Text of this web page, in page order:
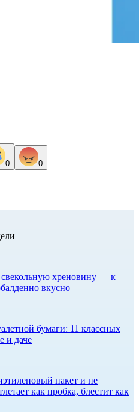
0 0
хреновину — к
вкусно
бумаги: 11 классных
и даче
пакет и не
как пробка, блестит как